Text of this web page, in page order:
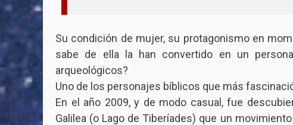
Su condición de mujer, su protagonismo en
sabe de ella la han convertido en un
arqueológicos?
Uno de los personajes bíblicos que más
En el año 2009, y de modo casual, fue
Galilea (o Lago de Tiberíades) que un